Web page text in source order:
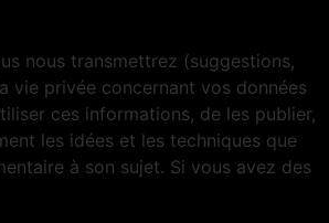
nous transmettrez (suggestions,
vie privée concernant vos données
ces informations, de les publier,
les idées et les techniques que
à son sujet. Si vous avez des